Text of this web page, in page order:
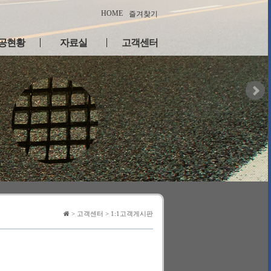
HOME 즐겨찾기
현황
적 리스
적 갤러
자료실
자료실
고객센터
공지사항
견적문의
1:1고객게시판
> 고객센터 > 1:1고객게시판